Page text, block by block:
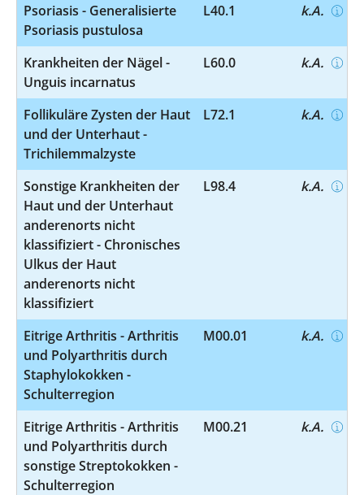
Psoriasis - Generalisierte
Psoriasis pustulosa
L40.1 k.A.
Krankheiten der Nägel -
Unguis incarnatus
L60.0 k.A.
Follikuläre Zysten der Haut
und der Unterhaut -
Trichilemmalzyste
L72.1 k.A.
Sonstige Krankheiten der
Haut und der Unterhaut
anderenorts nicht
klassifiziert - Chronisches
Ulkus der Haut
anderenorts nicht
klassifiziert
L98.4 k.A.
Eitrige Arthritis - Arthritis
und Polyarthritis durch
Staphylokokken -
Schulterregion
M00.01 k.A.
Eitrige Arthritis - Arthritis
und Polyarthritis durch
sonstige Streptokokken -
Schulterregion
M00.21 k.A.